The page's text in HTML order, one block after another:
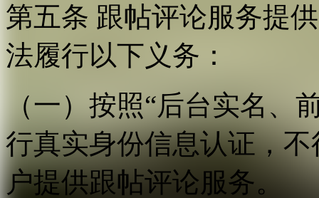
第五条 跟帖评论服务提
法履行以下义务：
（一）按照“后台实名、
行真实身份信息认证，
户提供跟帖评论服务。